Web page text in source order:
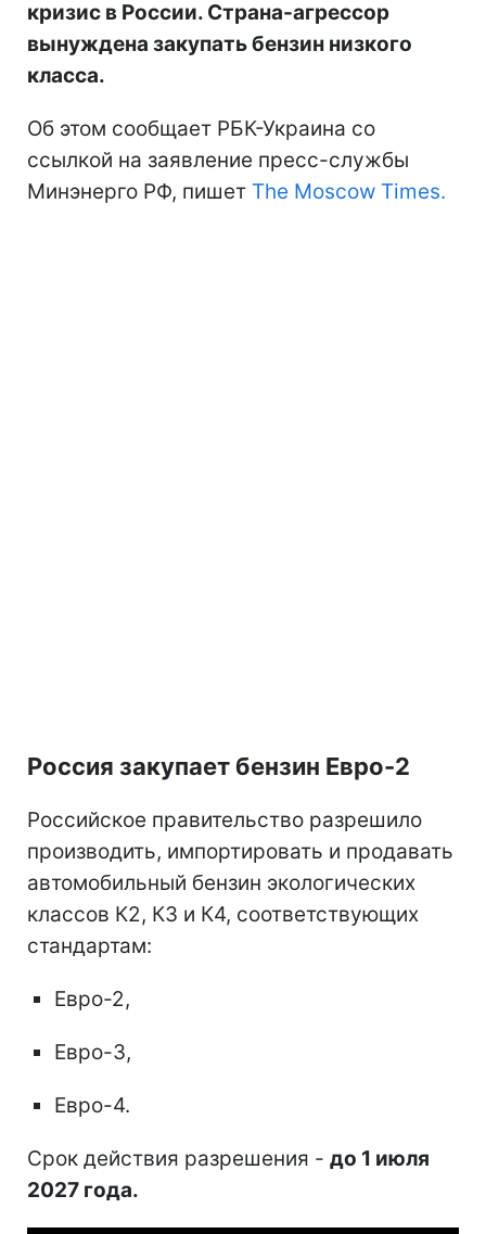
кризис в России. Страна-агрессор
вынуждена закупать бензин низкого
класса.
Об этом сообщает РБК-Украина со
ссылкой на заявление пресс-службы
Минэнерго РФ, пишет The Moscow Times.
Россия закупает бензин Евро-2
Российское правительство разрешило
производить, импортировать и продавать
автомобильный бензин экологических
классов К2, К3 и К4, соответствующих
стандартам:
Евро-2,
Евро-3,
Евро-4.
Срок действия разрешения - до 1 июля
2027 года.